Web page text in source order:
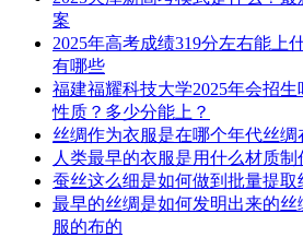
案
2025年高考成绩319分左右能上
有哪些
福建福耀科技大学2025年会招
性质？多少分能上？
丝绸作为衣服是在哪个年代丝绸
人类最早的衣服是用什么材质制
蚕丝这么细是如何做到批量提取
最早的丝绸是如何发明出来的
服的布的